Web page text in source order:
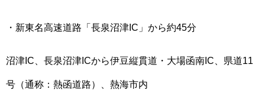
・新東名高速道路「長泉沼津IC」から約45分
沼津IC、長泉沼津ICから伊豆縦貫道・大場函南IC、県道11
号（通称：熱函道路）、熱海市内